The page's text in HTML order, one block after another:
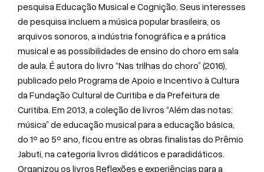
pesquisa Educação Musical e Cognição. Seus interesses
de pesquisa incluem a música popular brasileira, os
arquivos sonoros, a indústria fonográfica e a prática
musical e as possibilidades de ensino do choro em sala
de aula. É autora do livro “Nas trilhas do choro” (2016),
publicado pelo Programa de Apoio e Incentivo à Cultura
da Fundação Cultural de Curitiba e da Prefeitura de
Curitiba. Em 2013, a coleção de livros “Além das notas:
música” de educação musical para a educação básica,
do 1º ao 5º ano, ficou entre as obras finalistas do Prêmio
Jabuti, na categoria livros didáticos e paradidáticos.
Organizou os livros Reflexões e experiências para a